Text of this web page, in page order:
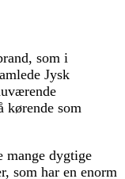
som i
Jysk
kørende som
mange dygtige
som har en enorm